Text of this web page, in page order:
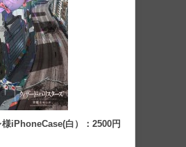
様iPhoneCase(白）：2500円